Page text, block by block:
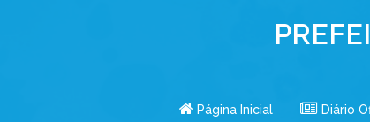
Página Inicial Diário